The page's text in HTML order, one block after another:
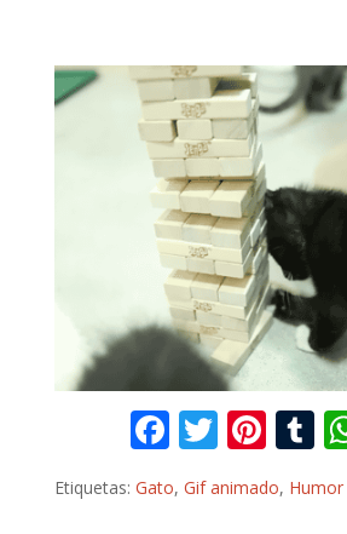
F
ac
e
T
w
itt
Pi
nt
er
T
Etiquetas: Gato, Gif animado,